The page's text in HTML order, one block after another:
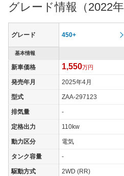
グレード情報（2022年
グレード 450+
基本情報
新車価格 1,550万円
発売年月 2025年4月
型式 ZAA-297123
排気量 -
定格出力 110kw
動力区分 電気
タンク容量 -
駆動方式 2WD (RR)